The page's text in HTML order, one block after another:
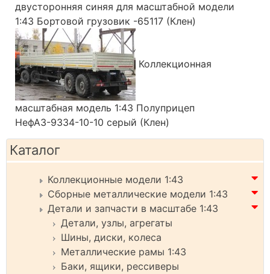
двусторонняя синяя для масштабной модели
1:43 Бортовой грузовик -65117 (Клен)
Коллекционная
масштабная модель 1:43 Полуприцеп
НефАЗ-9334-10-10 серый (Клен)
Каталог
Коллекционные модели 1:43
Сборные металлические модели 1:43
Детали и запчасти в масштабе 1:43
Детали, узлы, агрегаты
Шины, диски, колеса
Металлические рамы 1:43
Баки, ящики, рессиверы